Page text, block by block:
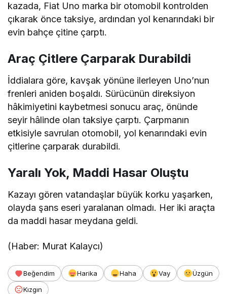
kazada, Fiat Uno marka bir otomobil kontrolden
çıkarak önce taksiye, ardından yol kenarındaki bir
evin bahçe çitine çarptı.
Araç Çitlere Çarparak Durabildi
İddialara göre, kavşak yönüne ilerleyen Uno’nun
frenleri aniden boşaldı. Sürücünün direksiyon
hâkimiyetini kaybetmesi sonucu araç, önünde
seyir hâlinde olan taksiye çarptı. Çarpmanın
etkisiyle savrulan otomobil, yol kenarındaki evin
çitlerine çarparak durabildi.
Yaralı Yok, Maddi Hasar Oluştu
Kazayı gören vatandaşlar büyük korku yaşarken,
olayda şans eseri yaralanan olmadı. Her iki araçta
da maddi hasar meydana geldi.
(Haber: Murat Kalaycı)
Beğendim Harika Haha Vay
Üzgün
Kızgın